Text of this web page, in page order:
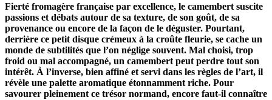
Fierté fromagère française par excellence, le camembert suscite
passions et débats autour de sa texture, de son goût, de sa
provenance ou encore de la façon de le déguster. Pourtant,
derrière ce petit disque crémeux à la croûte fleurie, se cache un
monde de subtilités que l’on néglige souvent. Mal choisi, trop
froid ou mal accompagné, un camembert peut perdre tout son
intérêt. À l’inverse, bien affiné et servi dans les règles de l’art, il
révèle une palette aromatique étonnamment riche. Pour
savourer pleinement ce trésor normand, encore faut-il connaître